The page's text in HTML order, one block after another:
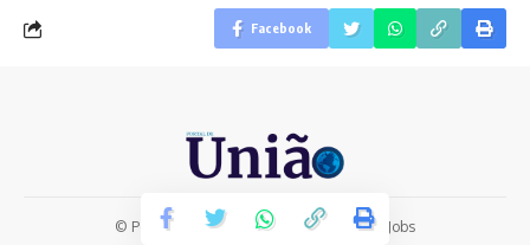
Facebook
© Portal de União | Desenvolvido por:LabJobs